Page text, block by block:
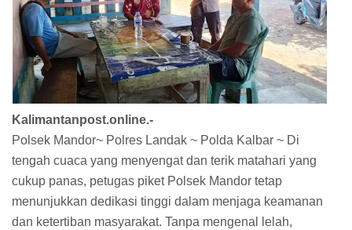
Kalimantanpost.online.-
Polsek Mandor~ Polres Landak ~ Polda Kalbar ~ Di
tengah cuaca yang menyengat dan terik matahari yang
cukup panas, petugas piket Polsek Mandor tetap
menunjukkan dedikasi tinggi dalam menjaga keamanan
dan ketertiban masyarakat. Tanpa mengenal lelah,